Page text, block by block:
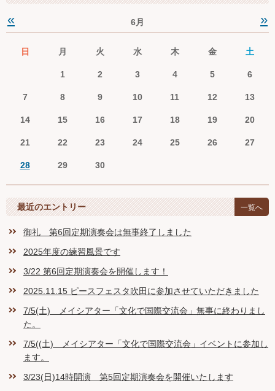
« 6月 »
日 月 火 水 木 金 土
1 2 3 4 5 6
7 8 9 10 11 12 13
14 15 16 17 18 19 20
21 22 23 24 25 26 27
28 29 30
最近のエントリー 一覧へ
御礼 第6回定期演奏会は無事終了しました
2025年度の練習風景です
3/22 第6回定期演奏会を開催します！
2025.11.15 ピースフェスタ吹田に参加させていただきました
7/5(土) メイシアター「文化で国際交流会」無事に終わりまし
た。
7/5((土) メイシアター「文化で国際交流会」イベントに参加し
ます。
3/23(日)14時開演 第5回定期演奏会を開催いたします